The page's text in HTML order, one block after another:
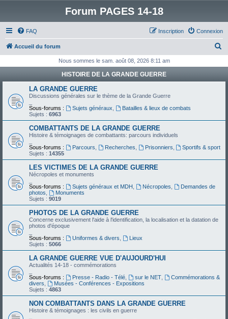
Forum PAGES 14-18
FAQ Connexion
Inscription
Accueil du forum
h
c
Nous sommes le sam. août 08, 2026 8:11 am
HISTOIRE DE LA GRANDE GUERRE
LA GRANDE GUERRE
Discussions générales sur le thème de la Grande Guerre
Sous-forums :
Sujets généraux
Batailles & lieux de combats
Sujets : 6963
COMBATTANTS DE LA GRANDE GUERRE
Histoire & témoignages de combattants: parcours individuels
Sous-forums :
Parcours Recherches Prisonniers
Sportifs & sport
Sujets : 14355
LES VICTIMES DE LA GRANDE GUERRE
Nécropoles et monuments
Sous-forums :
Sujets généraux et MDH Nécropoles
Demandes de
photos
Monuments
Sujets : 9019
PHOTOS DE LA GRANDE GUERRE
Concerne exclusivement l'aide à l'identification, la localisation et la datation de
photos d'époque
Sous-forums :
Uniformes & divers
Lieux
Sujets : 5066
LA GRANDE GUERRE VUE D'AUJOURD'HUI
Actualités 14-18 - commémorations
Sous-forums :
Presse - Radio - Télé, sur le NET,
Commémorations &
divers
Musées - Conférences - Expositions
Sujets : 4863
NON COMBATTANTS DANS LA GRANDE GUERRE
Histoire & témoignages : les civils en guerre